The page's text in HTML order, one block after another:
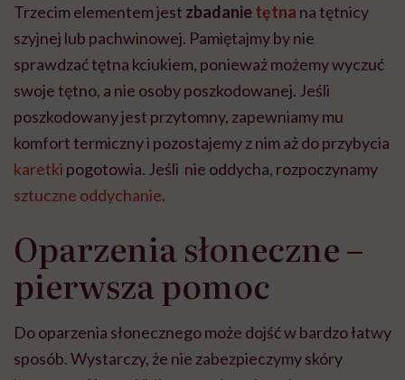
Trzecim elementem jest zbadanietętna na tętnicy
szyjnej lub pachwinowej. Pamiętajmy by nie
sprawdzać tętna kciukiem, ponieważ możemy wyczuć
swoje tętno, a nie osoby poszkodowanej. Jeśli
poszkodowany jest przytomny, zapewniamy mu
komfort termiczny i pozostajemy z nim aż do przybycia
karetki pogotowia. Jeśli nie oddycha, rozpoczynamy
sztuczne oddychanie.
Oparzenia słoneczne –
pierwsza pomoc
Do oparzenia słonecznego może dojść w bardzo łatwy
sposób. Wystarczy, że nie zabezpieczymy skóry